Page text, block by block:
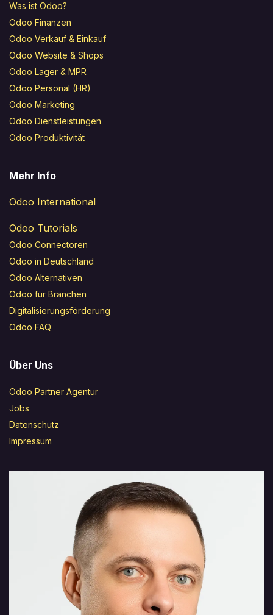
Was ist Odoo?
Odoo Finanzen
Odoo Verkauf & Einkauf
Odoo Website & Shops
Odoo Lager & MPR
Odoo Personal (HR)
Odoo Marketing
Odoo Dienstleistungen
Odoo Produktivität
Mehr Info
Odoo International
Odoo Tutorials
Odoo Connectoren
Odoo in Deutschland
Odoo Alternativen
Odoo für Branchen
Digitalisierungsförderung
Odoo FAQ
Über Uns
Odoo Partner Agentur
Jobs
Datenschutz
Impressum